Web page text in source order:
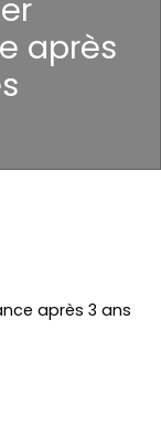
après
après 3 ans